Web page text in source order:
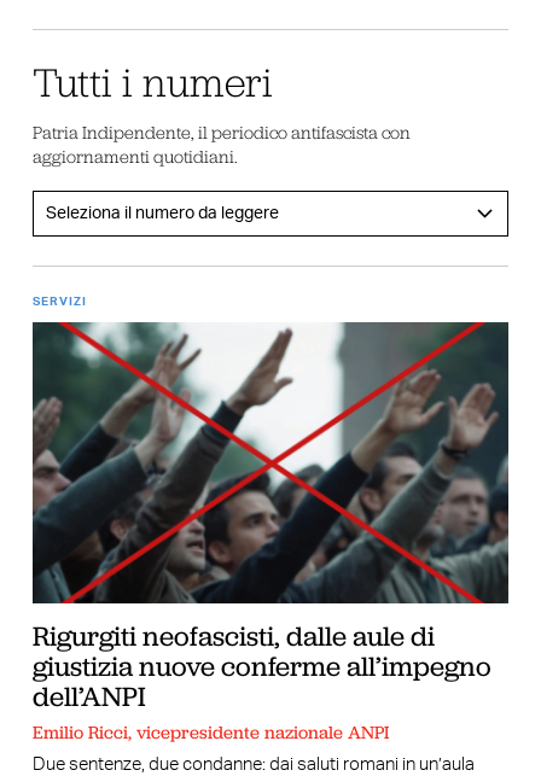
Tutti i numeri
Patria Indipendente, il periodico antifascista con
aggiornamenti quotidiani.
SERVIZI
Rigurgiti neofascisti, dalle aule di
giustizia nuove conferme all’impegno
dell’ANPI
Emilio Ricci, vicepresidente nazionale ANPI
Due sentenze, due condanne: dai saluti romani in un’aula